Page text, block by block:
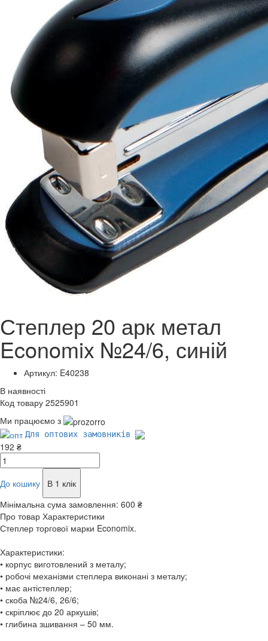
Степлер 20 арк метал
Economix №24/6, синій
Артикул: E40238
В наявності
Код товару 2525901
Ми працюємо з
Для оптових замовників
192 ₴
До кошику
В 1 клік
Мінімальна сума замовлення: 600 ₴
Про товар Характеристики
Степлер торгової марки Economix.
Характеристики:
• корпус виготовлений з металу;
• робочі механізми степлера виконані з металу;
• має антістеплер;
• скоба №24/6, 26/6;
• скріплює до 20 аркушів;
• глибина зшивання – 50 мм.